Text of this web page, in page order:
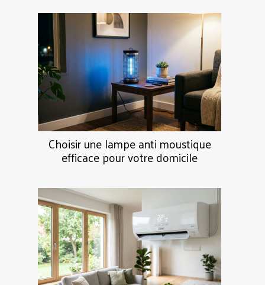
Choisir une lampe anti moustique
efficace pour votre domicile